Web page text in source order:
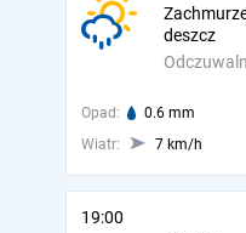
deszcz
Opad: 0.6 mm
Wiatr:
7 km/h
19:00